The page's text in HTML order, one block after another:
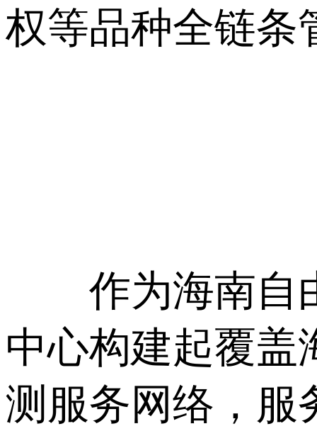
权等品种全链条
作为海南自由
中心构建起覆盖
测服务网络，服